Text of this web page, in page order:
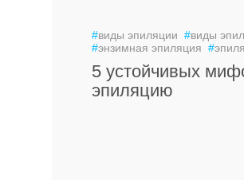
#виды эпиляции #виды
#энзимная эпиляция #
5 устойчивых
эпиляцию